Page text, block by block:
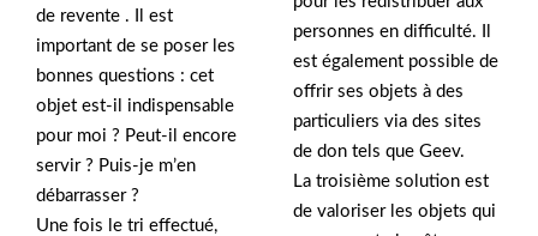
de revente . Il est
important de se poser les
bonnes questions : cet
objet est-il indispensable
pour moi ? Peut-il encore
servir ? Puis-je m’en
débarrasser ?
Une fois le tri effectué,
personnes en difficulté. Il
est également possible de
offrir ses objets à des
particuliers via des sites
de don tels que Geev.
La troisième solution est
de valoriser les objets qui